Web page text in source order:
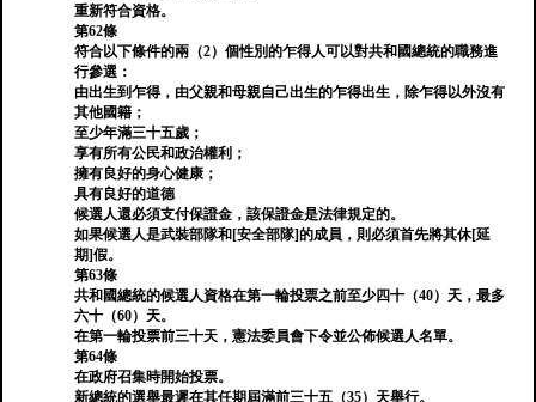
重新符合資格。
第62條
符合以下條件的兩（2）個性別的乍得人可以對共和國總統的職務進
行參選：
由出生到乍得，由父親和母親自己出生的乍得出生，除乍得以外沒有
其他國籍；
至少年滿三十五歲；
享有所有公民和政治權利；
擁有良好的身心健康；
具有良好的道德
候選人還必須支付保證金，該保證金是法律規定的。
如果候選人是武裝部隊和[安全部隊]的成員，則必須首先將其休[延
期]假。
第63條
共和國總統的候選人資格在第一輪投票之前至少四十（40）天，最多
六十（60）天。
在第一輪投票前三十天，憲法委員會下令並公佈候選人名單。
第64條
在政府召集時開始投票。
新總統的選舉最遲在其任期屆滿前三十五（35）天舉行。